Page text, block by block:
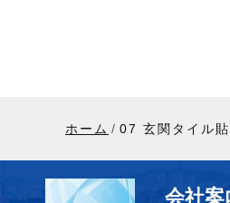
ホーム 07 玄関タイル貼
会社案